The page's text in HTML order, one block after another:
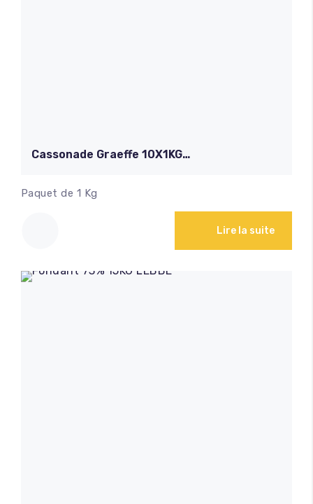
Cassonade Graeffe 10X1KG
Paquet de 1 Kg
Lire la suite